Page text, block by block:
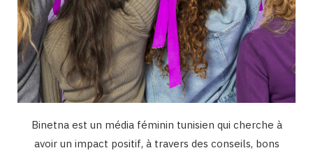
Binetna est un média féminin tunisien qui cherche à
avoir un impact positif, à travers des conseils, bons